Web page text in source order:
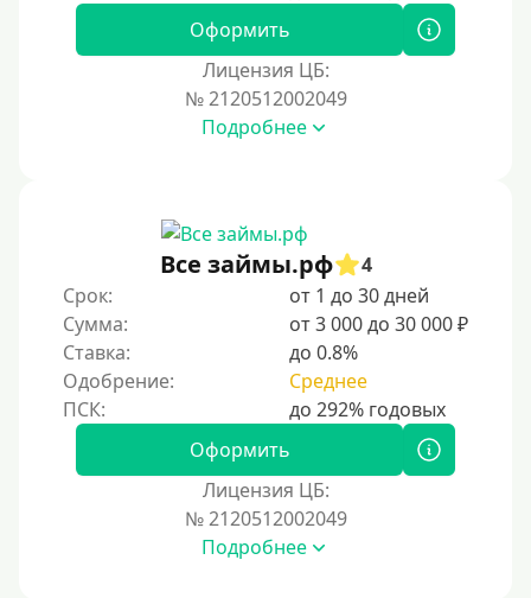
С возможностью частичного погашения
Надежные
Без обмана
Без предоплат
Без электронной почты
С автоматическим одобрением
Без номера телефона
Без платных услуг и подписок
Оформить
Лицензия ЦБ:
№ 2120512002049
Подробнее
Все займы.рф
4
Срок:
от 1 до 30 дней
Сумма:
от 3 000 до 30 000 ₽
Ставка:
до 0.8%
Одобрение:
Среднее
Оформить
Лицензия ЦБ:
№ 2120512002049
Подробнее